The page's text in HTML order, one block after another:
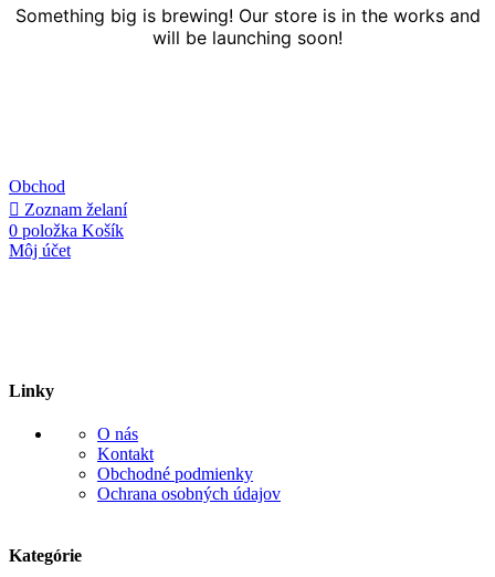
Something big is brewing! Our store is in the works and
will be launching soon!
Obchod
Zoznam želaní
0 položka Košík
Môj účet
Linky
O nás
Kontakt
Obchodné podmienky
Ochrana osobných údajov
Kategórie